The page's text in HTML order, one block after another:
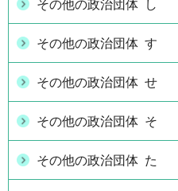
その他の政治団体 し
その他の政治団体 す
その他の政治団体 せ
その他の政治団体 そ
その他の政治団体 た